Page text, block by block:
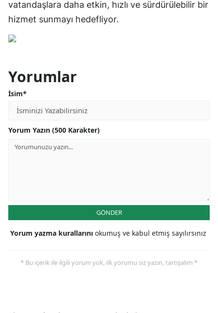
vatandaşlara daha etkin, hızlı ve sürdürülebilir bir
hizmet sunmayı hedefliyor.
Yorumlar
İsim*
Yorum Yazın (500 Karakter)
GÖNDER
Yorum yazma kurallarını okumuş ve kabul etmiş sayılırsınız
* Bu içerik ile ilgili yorum yok, ilk yorumu siz yazın, tartışalım *